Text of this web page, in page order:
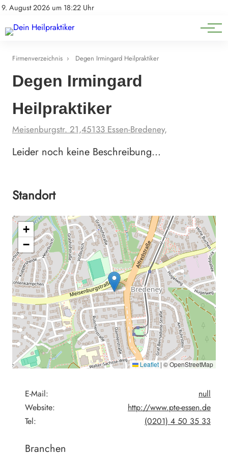
9. August 2026 um 18:22 Uhr
Impressum
Natürliche Medizin
Heilpflanzen & Kräuterkunde
Firmenverzeichnis › Degen Irmingard Heilpraktiker
Degen Irmingard
Heilpraktiker
Meisenburgstr. 21,45133 Essen-Bredeney,
Leider noch keine Beschreibung…
Standort
+
−
Leaflet | © OpenStreetMap
E-Mail:
null
Website:
http://www.pte-essen.de
Tel:
(0201) 4 50 35 33
Branchen